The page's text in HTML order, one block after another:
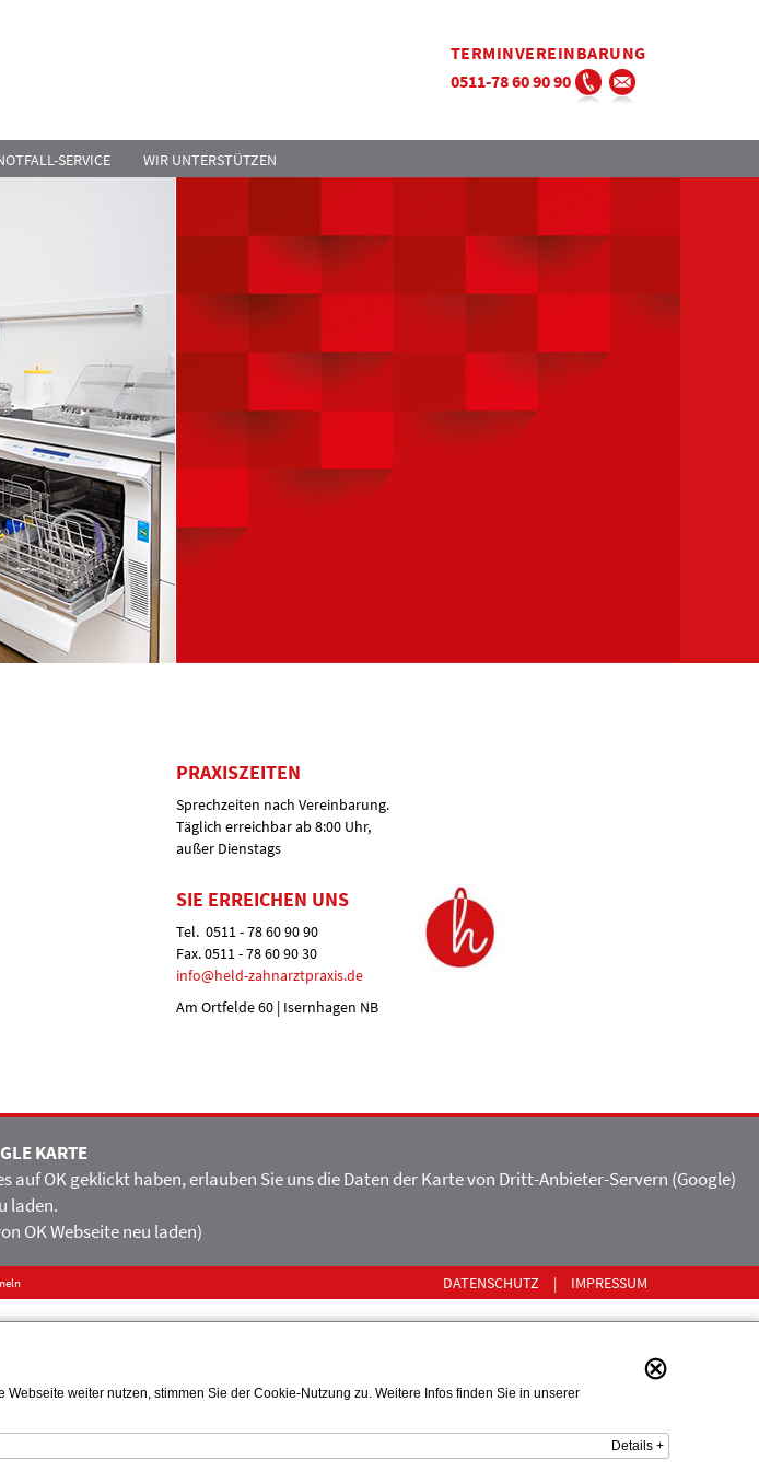
TERMINVEREINBARUNG
0511-78 60 90 90
SERVICE WIR UNTERSTÜTZEN
PRAXISZEITEN
Sprechzeiten nach Vereinbarung.
Täglich erreichbar ab 8:00 Uhr,
außer Dienstags
SIE ERREICHEN UNS
Tel. 0511 - 78 60 90 90
Fax. 0511 - 78 60 90 30
info@held-zahnarztpraxis.de
Am Ortfelde 60 | Isernhagen NB
KARTE
OK geklickt haben, erlauben Sie uns die Daten der Karte von Dritt-Anbieter-Servern (Google)
laden.
OK Webseite neu laden)
DATENSCHUTZ | IMPRESSUM
⊗
weiter nutzen, stimmen Sie der Cookie-Nutzung zu. Weitere Infos finden Sie in unserer
Details +